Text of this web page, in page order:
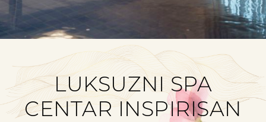
LUKSUZNI SPA
CENTAR INSPIRISAN